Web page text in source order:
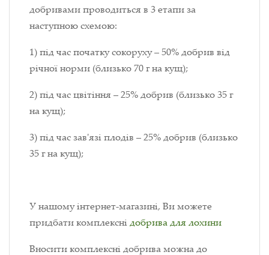
добривами проводиться в 3 етапи за
наступною схемою:
1) під час початку сокоруху – 50% добрив від
річної норми (близько 70 г на кущ);
2) під час цвітіння – 25% добрив (близько 35 г
на кущ);
3) під час зав'язі плодів – 25% добрив (близько
35 г на кущ);
У нашому інтернет-магазині, Ви можете
придбати комплекснідобрива для лохини
Вносити комплексні добрива можна до